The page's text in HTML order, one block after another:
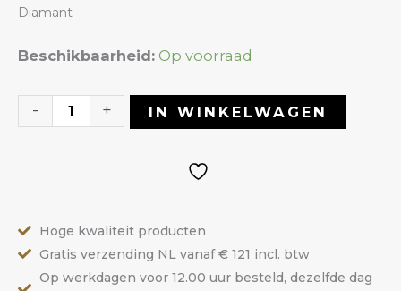
Diamant
Beschikbaarheid: Op voorraad
-
Diamant
23DRR
+ IN WINKELWAGEN
Hoge kwaliteit producten
Gratis verzending NL vanaf € 121 incl. btw
Op werkdagen voor 12.00 uur besteld, dezelfde dag